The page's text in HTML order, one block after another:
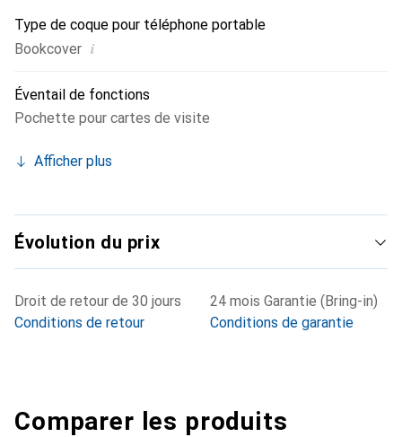
Type de coque pour téléphone portable
Bookcover i
Éventail de fonctions
Pochette pour cartes de visite
Afficher plus
Évolution du prix
Droit de retour de 30 jours
Conditions de retour
24 mois Garantie (Bring-in)
Conditions de garantie
Comparer les produits